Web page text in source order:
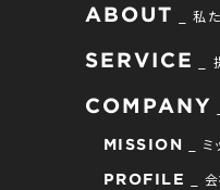
ABOUT 私
SERVICE
COMPANY
MISSION ミ
PROFILE